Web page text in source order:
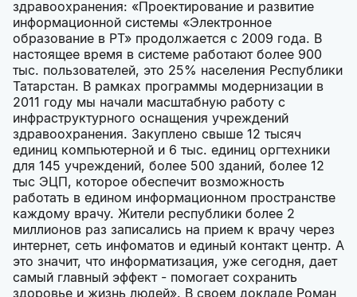
здравоохранения: «Проектирование и развитие
информационной системы «Электронное
образование в РТ» продолжается с 2009 года. В
настоящее время в системе работают более 900
тыс. пользователей, это 25% населения Республики
Татарстан. В рамках программы модернизации в
2011 году мы начали масштабную работу с
инфраструктурного оснащения учреждений
здравоохранения. Закуплено свыше 12 тысяч
единиц компьютерной и 6 тыс. единиц оргтехники
для 145 учреждений, более 500 зданий, более 12
тыс ЭЦП, которое обеспечит возможность
работать в едином информационном пространстве
каждому врачу. Жители республики более 2
миллионов раз записались на прием к врачу через
интернет, сеть инфоматов и единый контакт центр. А
это значит, что информатизация, уже сегодня, дает
самый главный эффект - помогает сохранить
здоровье и жизнь людей». В своем докладе Роман